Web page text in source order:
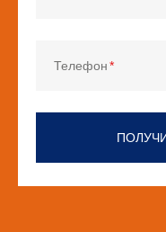
Телефон